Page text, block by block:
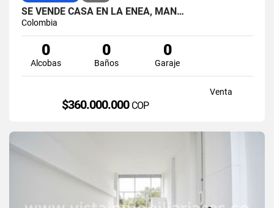
SE VENDE CASA EN LA ENEA, MAN…
Colombia
0
Alcobas
0
Baños
0
Garaje
Venta
$360.000.000 COP